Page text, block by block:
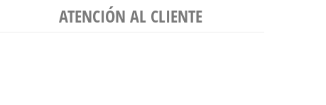
ATENCIÓN AL CLIENTE